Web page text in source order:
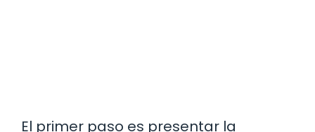
El primer paso es presentar la